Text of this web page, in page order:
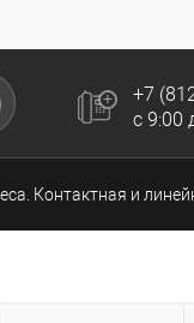
+7
с 9:00
Контактная и